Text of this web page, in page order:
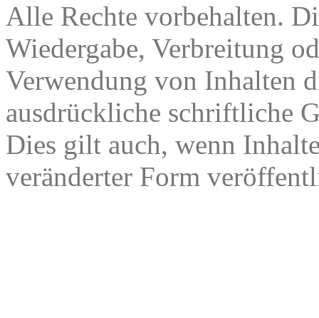
Alle Rechte vorbehalten.
Wiedergabe, Verbreitung
Verwendung von Inhalten
ausdrückliche schriftliche
Dies gilt auch, wenn
veränderter Form